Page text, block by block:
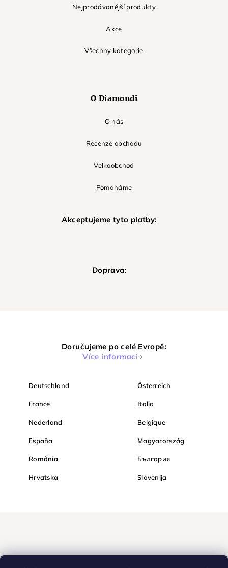
Nejprodávanější produkty
Akce
Všechny kategorie
O Diamondi
O nás
Recenze obchodu
Velkoobchod
Pomáháme
Akceptujeme tyto platby:
Doprava:
Doručujeme po celé Evropě:
Více informací
Deutschland Österreich
France Italia
Nederland Belgique
España Magyarország
România България
Hrvatska Slovenija